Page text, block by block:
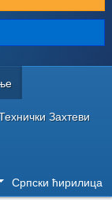
Захтеви
Српски ћирилица